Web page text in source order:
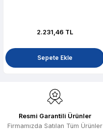
2.231,46 TL
Sepete Ekle
Resmi Garantili Ürünler
Firmamızda Satılan Tüm Ürünler